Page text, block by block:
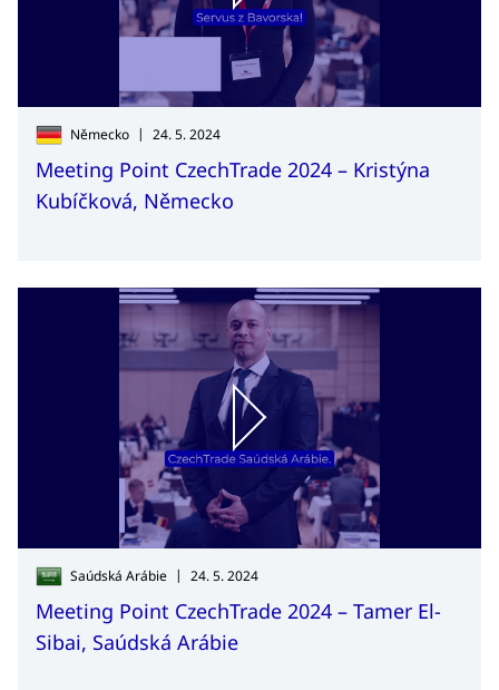
Německo | 24. 5. 2024
Meeting Point CzechTrade 2024 – Kristýna
Kubíčková, Německo
Saúdská Arábie | 24. 5. 2024
Meeting Point CzechTrade 2024 – Tamer El-
Sibai, Saúdská Arábie